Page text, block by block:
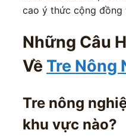
cao ý thức cộng đồng
Những Câu
Về Tre Nông
Tre nông
khu vực nào?